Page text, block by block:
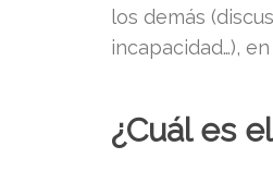
los demás
incapacidad…),
¿Cuál es